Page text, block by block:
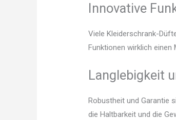
Innovative
Viele Kleiderschrank-
Funktionen wirklich einen
Langlebigkeit
Robustheit und Garantie
die Haltbarkeit und die